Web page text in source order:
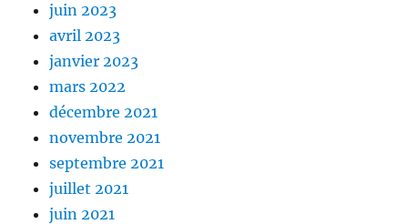
juin 2023
avril 2023
janvier 2023
mars 2022
décembre 2021
novembre 2021
septembre 2021
juillet 2021
juin 2021